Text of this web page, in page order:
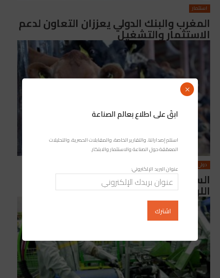
استثمار
المغرب والبنك الدولي يعززان التعاون لدعم
الاستثمار والتشغيل
دولي
السلطات البرتغالية تزيل العقبات
اللوجستية أمام تصدير الأبقار إلى المغرب
ابقَ على اطلاع بعالم الصناعة
استلم إصداراتنا، والتقارير الخاصة، والمقابلات الحصرية، والتحليلات
المعمّقة حول الصناعة والاستثمار والابتكار.
عنوان البريد الإلكتروني:
×